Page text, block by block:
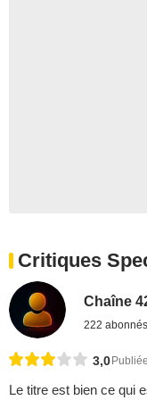
Critiques
Chaîne
222 abonnés
3,0
Le titre est bien ce qui